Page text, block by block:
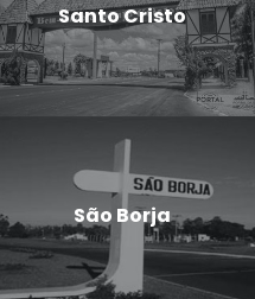
Santo Cristo
São Borja